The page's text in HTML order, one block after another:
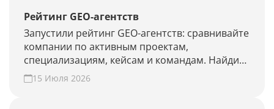
Рейтинг GEO-агентств
Запустили рейтинг GEO-агентств: сравнивайте
компании по активным проектам,
специализациям, кейсам и командам. Найдите
подрядчика для продвижения в ChatGPT,
Алисе AI и Perplexity или добавьте своё
15 Июля 2026